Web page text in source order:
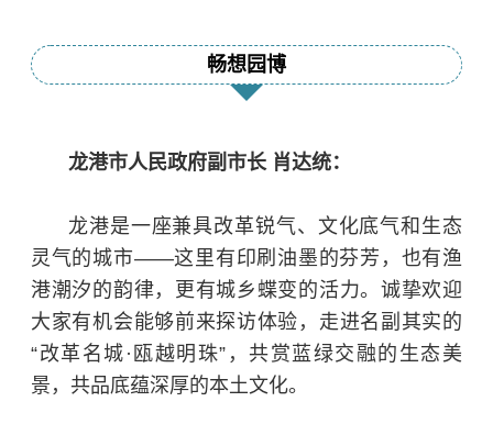
畅想园博
龙港市人民政府副市长 肖达统：
龙港是一座兼具改革锐气、文化底气和生态
灵气的城市——这里有印刷油墨的芬芳，也有渔
港潮汐的韵律，更有城乡蝶变的活力。诚挚欢迎
大家有机会能够前来探访体验，走进名副其实的
“改革名城·瓯越明珠”，共赏蓝绿交融的生态美
景，共品底蕴深厚的本土文化。